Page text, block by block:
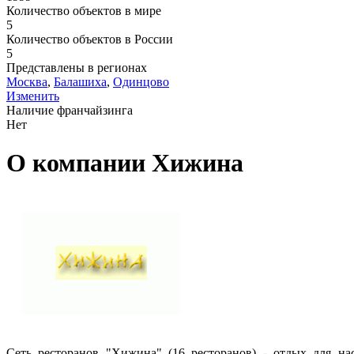
Количество объектов в мире
5
Количество объектов в России
5
Представлены в регионах
Москва, Балашиха, Одинцово
Изменить
Наличие франчайзинга
Нет
О компании Хижина